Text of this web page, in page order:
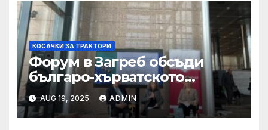
КОСАЧКИ ЗА ТРАКТОРИ
Форум в Загреб обсъди
българо-хърватското
сътрудничество
AUG 19, 2025 ADMIN